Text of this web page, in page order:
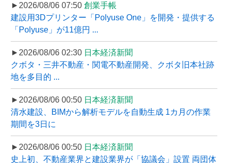
►2026/08/06 07:50 創業手帳
建設用3Dプリンター「Polyuse One」を開発・提供する
「Polyuse」が11億円 ...
►2026/08/06 02:30 日本経済新聞
クボタ・三井不動産・関電不動産開発、クボタ旧本社跡
地を多目的 ...
►2026/08/06 00:50 日本経済新聞
清水建設、BIMから解析モデルを自動生成 1カ月の作業
期間を3日に
►2026/08/06 00:50 日本経済新聞
史上初、不動産業界と建設業界が「協議会」設置 両団体